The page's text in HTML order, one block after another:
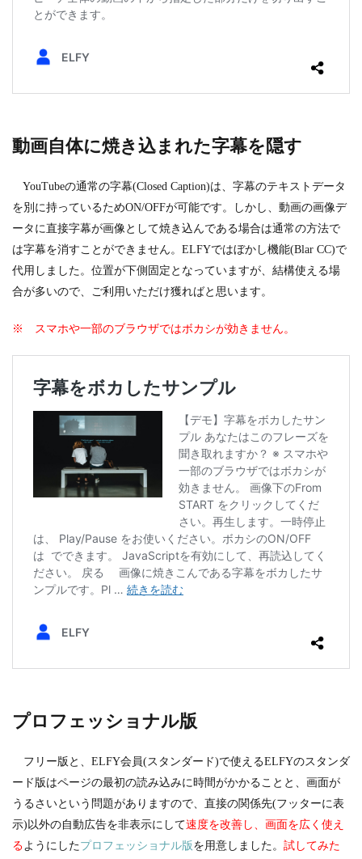
動画自体に焼き込まれた字幕を隠す
YouTubeの通常の字幕(Closed Caption)は、字幕のテキストデータ
を別に持っているためON/OFFが可能です。しかし、動画の画像デ
ータに直接字幕が画像として焼き込んである場合は通常の方法で
は字幕を消すことができません。ELFYではぼかし機能(Blar CC)で
代用しました。位置が下側固定となっていますが、結構使える場
合が多いので、ご利用いただけ獲ればと思います。
※ スマホや一部のブラウザではボカシが効きません。
プロフェッショナル版
フリー版と、ELFY会員(スタンダード)で使えるELFYのスタンダ
ード版はページの最初の読み込みに時間がかかることと、画面が
うるさいという問題がありますので、直接の関係先(フッターに表
示)以外の自動広告を非表示にして速度を改善し、画面を広く使え
るようにしたプロフェッショナル版 を用意しました。 試してみた